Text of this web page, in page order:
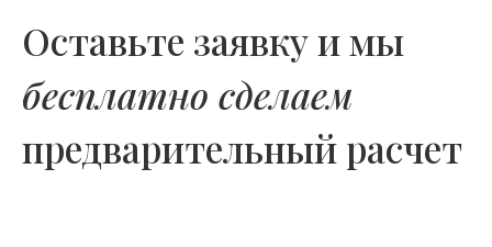
Оставьте заявку и мы
бесплатно сделаем
предварительный расчет